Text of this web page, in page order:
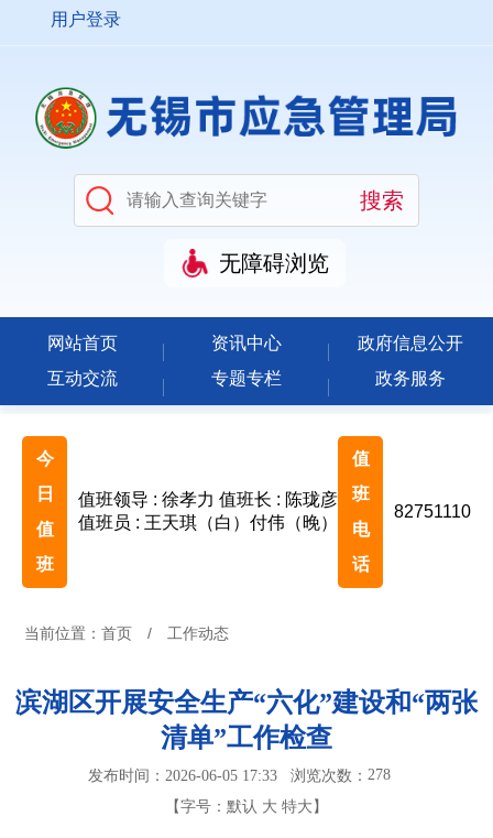
用户登录
无障碍浏览
网站首页 资讯中心
政府信息公开
互动交流
专题专栏 政务服务
今
日
值
班
值班领导 : 徐孝力 值班长 : 陈珑彦
值班员 : 王天琪（白）付伟（晚）
值
班
电
话
82751110
当前位置： 首页 / 工作动态
滨湖区开展安全生产“六化”建设和“两张
清单”工作检查
发布时间：2026-06-05 17:33 浏览次数： 278
【字号： 默认 大 特大 】